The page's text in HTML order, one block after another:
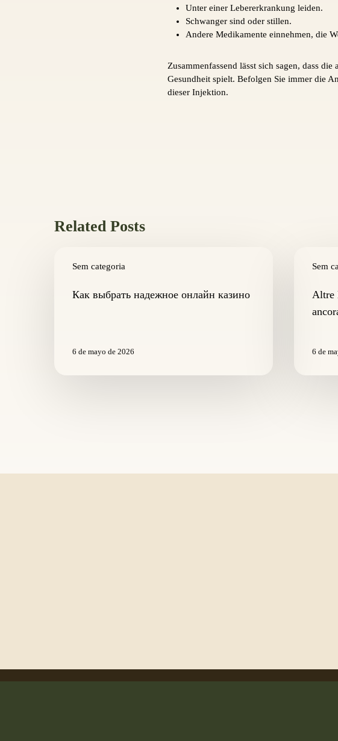
Unter einer Lebererkrankung leiden.
Schwanger sind oder stillen.
Andere Medikamente einnehmen, die
Zusammenfassend lässt sich sagen, dass
Gesundheit spielt. Befolgen Sie immer die
dieser Injektion.
Related Posts
Sem categoria
выбрать
онлайнКак выбрать надежное онлайн казино
6 de mayo de 2026
Sem
licenze
appelaAltre
6 de